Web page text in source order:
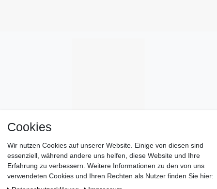
Cookies
Wir nutzen Cookies auf unserer Website. Einige von diesen sind
essenziell, während andere uns helfen, diese Website und Ihre
Erfahrung zu verbessern. Weitere Informationen zu den von uns
verwendeten Cookies und Ihren Rechten als Nutzer finden Sie hier: